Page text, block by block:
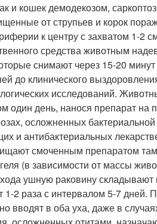
и кошек демодекозом,
от струпьев и корок
к центру с захватом 1-
средства животным
снимают через 15-20
до клинического
исследований.
один день, нанося препарат
осложненных
и антибактериальных
смоченным препаратом
(в зависимости от массы
ушную раковину
1-2 раза с интервалом 5-7 дней.
вводят в оба уха, даже в